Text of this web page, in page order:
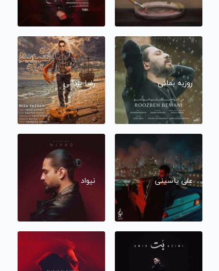
روزبه بمانی رضا یزدانی
علی یاسینی نیواد